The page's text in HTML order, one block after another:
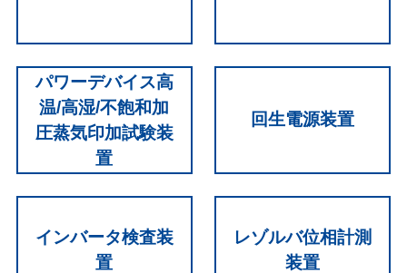
パワーデバイス高
温/高湿/不飽和加
圧蒸気印加試験装
置
回生電源装置
インバータ検査装
置
レゾルバ位相計測
装置